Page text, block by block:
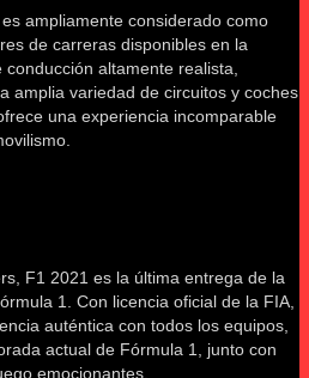
ampliamente considerado como
de carreras disponibles en la
altamente realista,
amplia variedad de circuitos y coches
una experiencia incomparable
F1 2021 es la última entrega de la
1. Con licencia oficial de la FIA,
auténtica con todos los equipos,
actual de Fórmula 1, junto con
emocionantes.